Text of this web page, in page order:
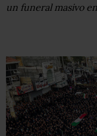
un funeral masivo